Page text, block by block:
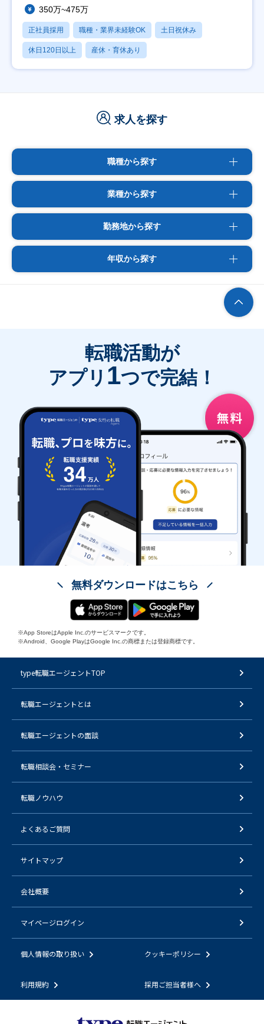
350万~475万
正社員採用 職種・業界未経験OK 土日祝休み
休日120日以上 産休・育休あり
求人を探す
職種から探す
業種から探す
勤務地から探す
年収から探す
転職活動が
アプリ 1つで完結！
無料ダウンロードはこちら
※App StoreはApple Inc.のサービスマークです。
※Android、Google PlayはGoogle Inc.の商標または登録商標です。
type転職エージェントTOP
転職エージェントとは
転職エージェントの面談
転職相談会・セミナー
転職ノウハウ
よくあるご質問
サイトマップ
会社概要
マイページログイン
個人情報の取り扱い クッキーポリシー
利用規約 採用ご担当者様へ